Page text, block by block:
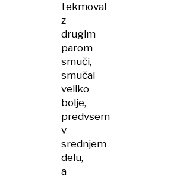
tekmoval
z
drugim
parom
smuči,
smučal
veliko
bolje,
predvsem
v
srednjem
delu,
a